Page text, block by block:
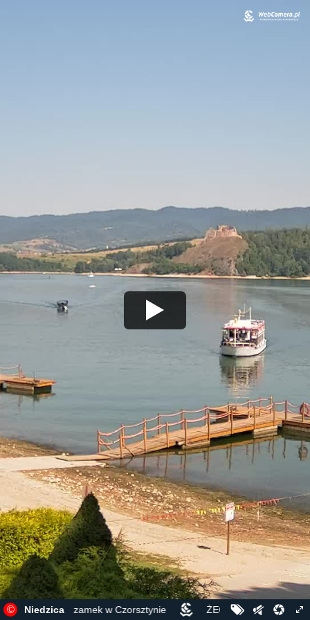
© Niedzicai zamek w Czorsztynie ŻEGLUGA PO